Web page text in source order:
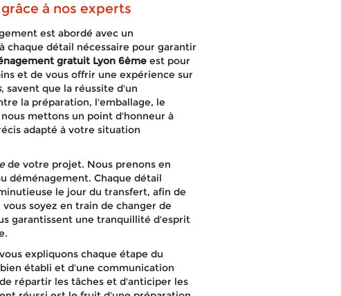
LYON 6 ème
APPELEZ-NOUS !
à nos experts
est abordé avec un
chaque détail nécessaire pour garantir
gratuit Lyon 6èmeest pour
et de vous offrir une expérience sur
, savent que la réussite d'un
la préparation, l'emballage, le
mettons un point d'honneur à
adapté à votre situation
de votre projet. Nous prenons en
déménagement. Chaque détail
le jour du transfert, afin de
soyez en train de changer de
garantissent une tranquillité d'esprit
expliquons chaque étape du
établi et d'une communication
répartir les tâches et d'anticiper les